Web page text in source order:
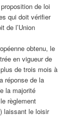
de loi
qui doit vérifier
de l’Union
obtenu, le
en vigueur de
de trois mois à
réponse de la
la majorité
règlement
laissant le loisir